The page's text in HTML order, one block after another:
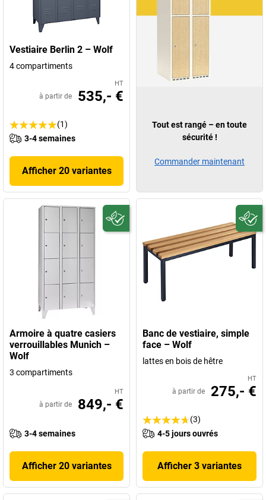
Vestiaire Berlin 2 – Wolf
4 compartiments
HT
à partir de 535,- €
(1)
3-4 semaines
Afficher 20 variantes
Armoire à quatre casiers
verrouillables Munich –
Wolf
3 compartiments
HT
à partir de 849,- €
3-4 semaines
Afficher 20 variantes
Banc de vestiaire, simple
face – Wolf
lattes en bois de hêtre
HT
à partir de 275,- €
(3)
4-5 jours ouvrés
Afficher 3 variantes
Tout est rangé – en toute
sécurité !
Commander maintenant